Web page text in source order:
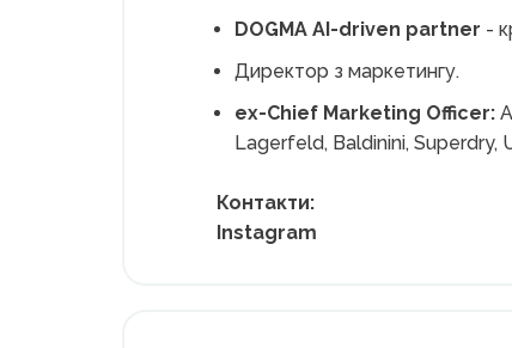
DOGMA AI-driven partner -
Директор з маркетингу.
ex-Chief Marketing Officer:
Lagerfeld, Baldinini, Superdry,
Контакти:
Instagram